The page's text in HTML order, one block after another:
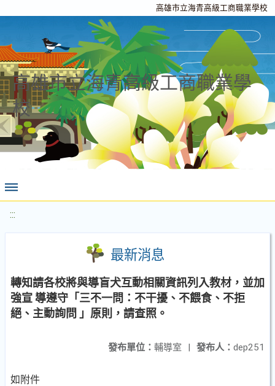
高雄市立海青高級工商職業學校
高雄市立海青高級工商職業學
校
:::
最新消息
轉知請各校將與導盲犬互動相關資訊列入教材，並加
強宣 導遵守「三不一問：不干擾、不餵食、不拒
絕、主動詢問 」原則，請查照。
發布人： dep251
發布單位： 輔導室 |
如附件